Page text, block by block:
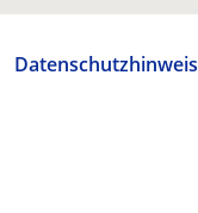
Datenschutzhinweis